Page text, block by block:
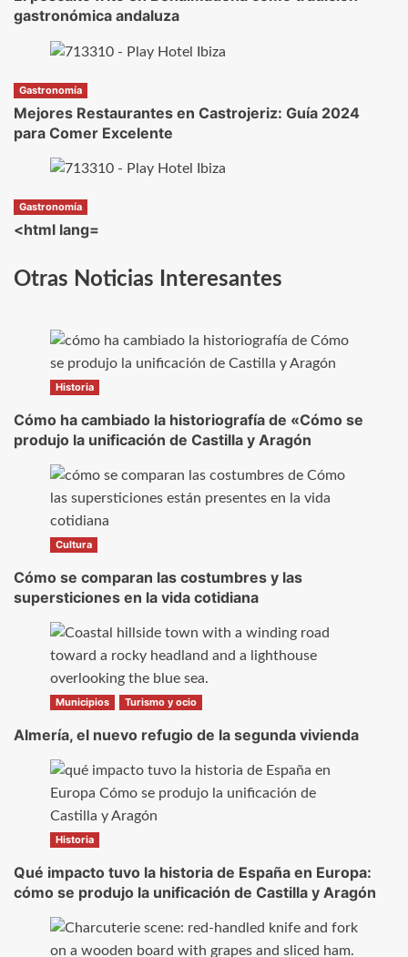
gastronómica andaluza
Gastronomía
Mejores Restaurantes en Castrojeriz: Guía 2024
para Comer Excelente
Gastronomía
<html lang=
Otras Noticias Interesantes
Historia
Cómo ha cambiado la historiografía de «Cómo se
produjo la unificación de Castilla y Aragón
Cultura
Cómo se comparan las costumbres y las
supersticiones en la vida cotidiana
Municipios Turismo y ocio
Almería, el nuevo refugio de la segunda vivienda
Historia
Qué impacto tuvo la historia de España en Europa:
cómo se produjo la unificación de Castilla y Aragón